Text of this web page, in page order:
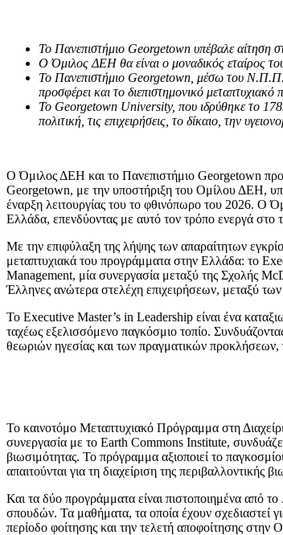
Το Πανεπιστήμιο Georgetown υπέβαλε αίτηση
Ο Όμιλος ΔΕΗ θα είναι ο μοναδικός εταίρος
Το Πανεπιστήμιο Georgetown , μέσω του
προσφέρει και το διεπιστημονικό
Το Georgetown University, που ιδρύθηκε το
πολιτική, τις επιχειρήσεις, το δίκαιο, την
Ο Όμιλος ΔΕΗ και το Πανεπιστήμιο Georgetown
Georgetown, με την υποστήριξη του Ομίλου ΔΕΗ,
έναρξη λειτουργίας του το φθινόπωρο του 2026. Ο
Ελλάδα, επενδύοντας με αυτό τον τρόπο ενεργά στο
Με την επιφύλαξη της λήψης των απαραίτητων
μεταπτυχιακά του προγράμματα στην Ελλάδα: το
Management, μία συνεργασία μεταξύ της Σχολής
Έλληνες ανώτερα στελέχη επιχειρήσεων, μεταξύ
Το Executive Master’s in Leadership είναι ένα
ταχέως εξελισσόμενο παγκόσμιο τοπίο.
θεωριών ηγεσίας και των πραγματικών προκλήσεων,
Το καινοτόμο Μεταπτυχιακό Πρόγραμμα στη
συνεργασία με το Earth Commons Institute,
βιωσιμότητας. Το πρόγραμμα αξιοποιεί το
απαιτούνται για τη διαχείριση της
Και τα δύο προγράμματα είναι πιστοποιημένα από
σπουδών. Τα μαθήματα, τα οποία έχουν σχεδιαστεί
περίοδο φοίτησης και την τελετή αποφοίτησης